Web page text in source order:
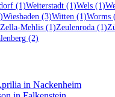
(1)Weiterstadt (1)Wels (1)
Wiesbaden (3)Witten (1)Worms
Zella-Mehlis (1)Zeulenroda (1)
(2)
in Nackenheim